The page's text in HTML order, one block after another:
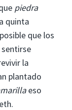
piedra
quinta
que los
la
plantado
eso